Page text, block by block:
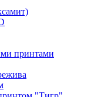
принтами